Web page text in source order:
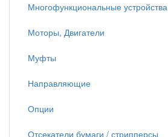
Многофункциональные устройства
Моторы, Двигатели
Муфты
Направляющие
Опции
Отсекатели бумаги / стрипперсы